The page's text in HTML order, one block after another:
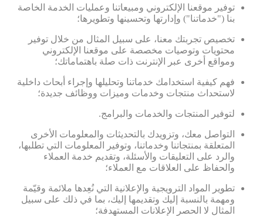
توفير موقعنا الإلكتروني ومبيعاتنا وعمليات الخدمة الخاصة
بنا ("خدماتنا") وإدارتها وتحسينها وتطويرها؛
تخصيص تجربتك معنا، على سبيل المثال من خلال توفير
محتويات وتوصيات مخصصة على موقعنا الإلكتروني
ومواقع أخرى عبر الإنترنت ذات صلة باهتماماتك؛
فهم كيفية استخدامك خدماتنا وتحليلها وإجراء أبحاث داخلية
لاستحداث منتجات وخدمات وميزات ووظائف جديدة؛
لتوفير المنتجات والخدمات والبرامج.
التواصل معك، وتزويدك بالتحديثات والمعلومات الأخرى
المتعلقة بمنتجاتنا وخدماتنا، وتوفير المعلومات التي تطلبها،
والرد على التعليقات والأسئلة، وتقديم خدمة العملاء
والحفاظ على العلاقات مع العملاء؛
تطوير المواد الترويجية والإعلانية التي نُعِدها ملائمة وقيّمة
ومهمة بالنسبة إليك وتقديمها إليك، بما في ذلك على سبيل
المثال لا الحصر الإعلانات المستهدفة؛